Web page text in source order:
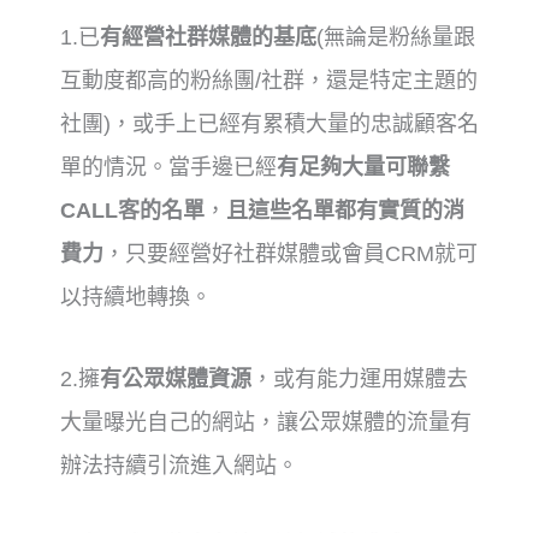
1.已有經營社群媒體的基底(無論是粉絲量跟
互動度都高的粉絲團/社群，還是特定主題的
社團)，或手上已經有累積大量的忠誠顧客名
單的情況。當手邊已經有足夠大量可聯繫
CALL客的名單 ， 且這些名單都有實質的消
費力 ，只要經營好社群媒體或會員CRM就可
以持續地轉換。
2.擁有公眾媒體資源 ，或有能力運用媒體去
大量曝光自己的網站，讓公眾媒體的流量有
辦法持續引流進入網站。